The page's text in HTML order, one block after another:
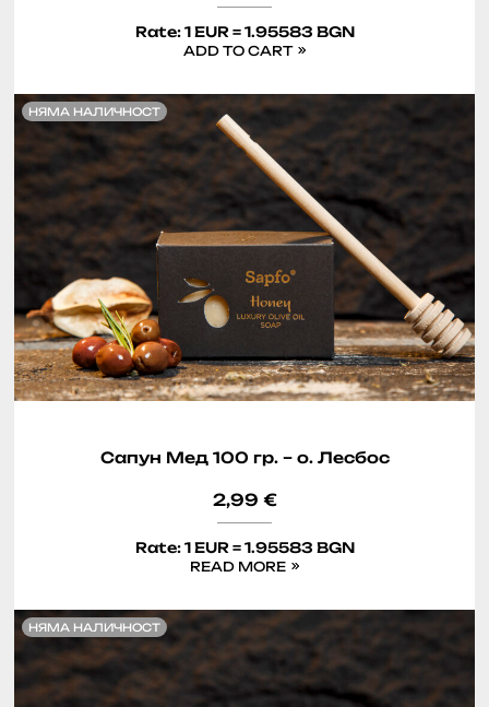
Rate: 1 EUR = 1.95583 BGN
ADD TO CART
НЯМА НАЛИЧНОСТ
Сапун Мед 100 гр. – о. Лесбос
2,99 €
Rate: 1 EUR = 1.95583 BGN
READ MORE
НЯМА НАЛИЧНОСТ